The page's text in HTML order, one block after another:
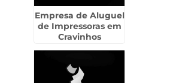
Empresa de Aluguel
de Impressoras em
Cravinhos